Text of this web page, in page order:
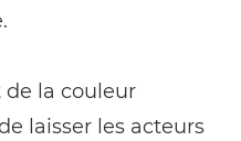
de la couleur
laisser les acteurs